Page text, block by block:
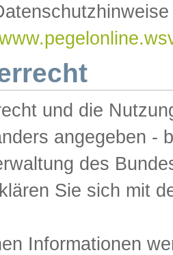
und die
angegeben -
des
Sie sich mit
Informationen